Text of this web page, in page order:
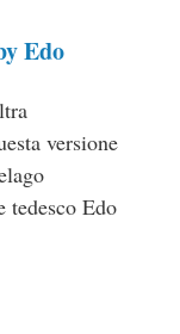
Edo
versione
tedesco Edo